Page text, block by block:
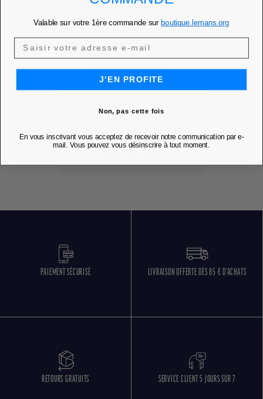
ÉDITION 2023 -
ANNUEL 24H...
favoriteAjouter à mes favoris
Prix
39,00 €
PAIEMENT SÉCURISÉ LIVRAISON OFFERTE DÈS 85 € D'ACHATS
RETOURS GRATUITS SERVICE CLIENT 5 JOURS SUR 7
Valable sur votre 1ère commande sur boutique.lemans.org
J'EN PROFITE
Non, pas cette fois
En vous inscrivant vous acceptez de recevoir notre communication par e-
mail. Vous pouvez vous désinscrire à tout moment.